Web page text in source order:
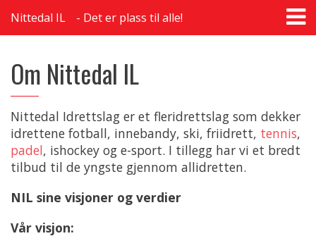
Nittedal IL Det er plass til alle!
Om Nittedal IL
Nittedal Idrettslag er et fleridrettslag som dekker
idrettene fotball, innebandy, ski, friidrett, tennis,
padel, ishockey og e-sport. I tillegg har vi et bredt
tilbud til de yngste gjennom allidretten.
NIL sine visjoner og verdier
Vår visjon: